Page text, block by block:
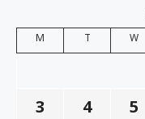
M T W
3
4 5